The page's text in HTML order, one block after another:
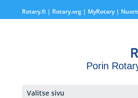
Rotary.fi | Rotary.org| MyRotary |
Porin
Valitse sivu